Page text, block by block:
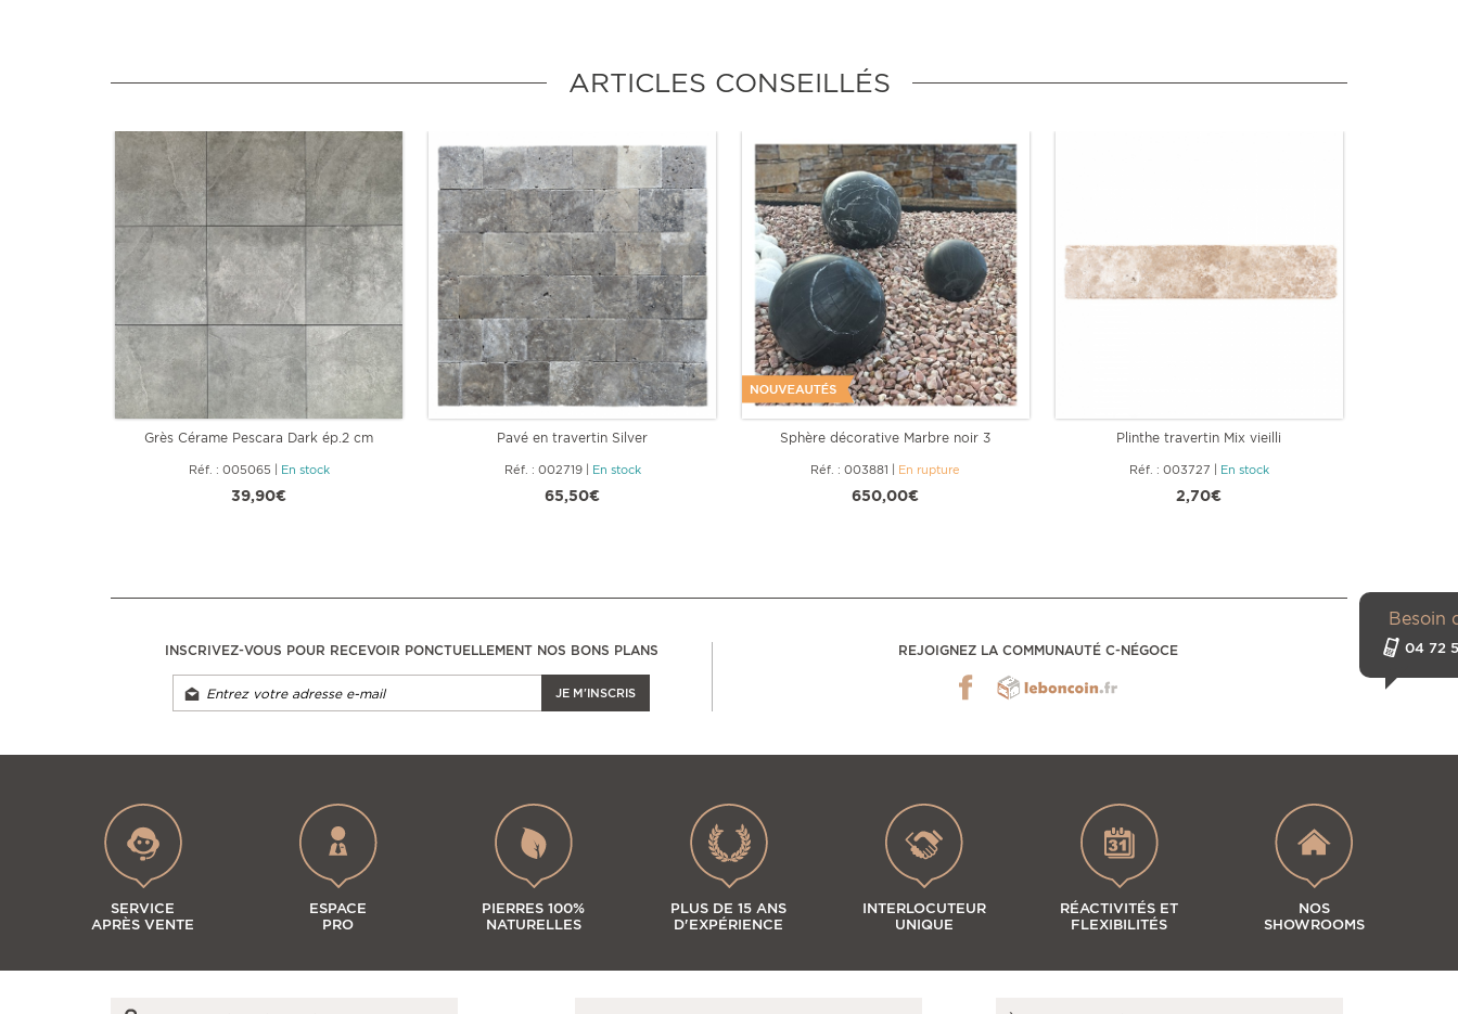
Besoin
04 72
ARTICLES CONSEILLÉS
Grès Cérame Pescara Dark ép.2 cm
Réf. : 005065 En stock
39,90€
Pavé en travertin Silver
Réf. : 002719| En stock
65,50€
Sphère décorative Marbre noir 3
Réf. : 003881 En rupture
650,00€
Plinthe travertin Mix vieilli
Réf. : 003727 En stock
2,70€
INSCRIVEZ-VOUS POUR RECEVOIR PONCTUELLEMENT NOS BONS PLANS
JE M'INSCRIS
REJOIGNEZ LA COMMUNAUTÉ C-NÉGOCE
SERVICE
APRÈS VENTE
ESPACE
PRO
PIERRES 100%
NATURELLES
PLUS DE 15 ANS
D'EXPÉRIENCE
INTERLOCUTEUR
UNIQUE
RÉACTIVITÉS ET
FLEXIBILITÉS
NOS
SHOWROOMS